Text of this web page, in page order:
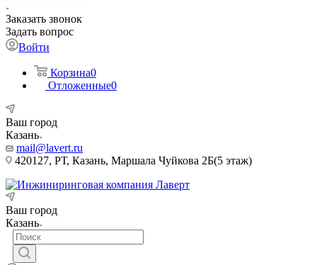
Заказать звонок
Задать вопрос
Войти
Корзина0
Отложенные0
Ваш город
Казань
mail@lavert.ru
420127, РТ, Казань, Маршала Чуйкова 2Б(5 этаж)
Ваш город
Казань